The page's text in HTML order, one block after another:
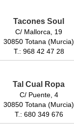
Tacones Soul
C/ Mallorca, 19
30850 Totana (Murcia)
T.: 968 42 47 28
Tal Cual Ropa
C/ Puente, 4
30850 Totana (Murcia)
T.: 680 349 676